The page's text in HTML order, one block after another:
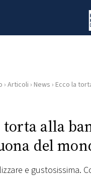
› Articoli › News › Ecco la
torta alla
del
e gustosissima.